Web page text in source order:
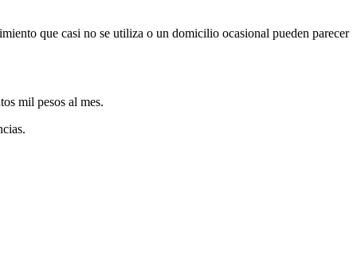
que casi no se utiliza o un domicilio ocasional pueden parecer
mil pesos al mes.